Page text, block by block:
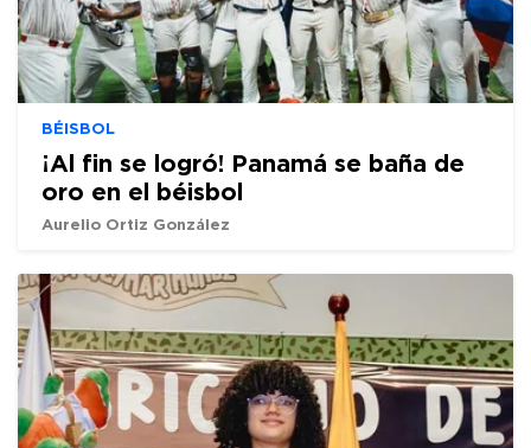
BÉISBOL
¡Al fin se logró! Panamá se baña de
oro en el béisbol
Aurelio Ortiz González